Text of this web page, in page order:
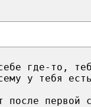
где-то,
у тебя
после первой